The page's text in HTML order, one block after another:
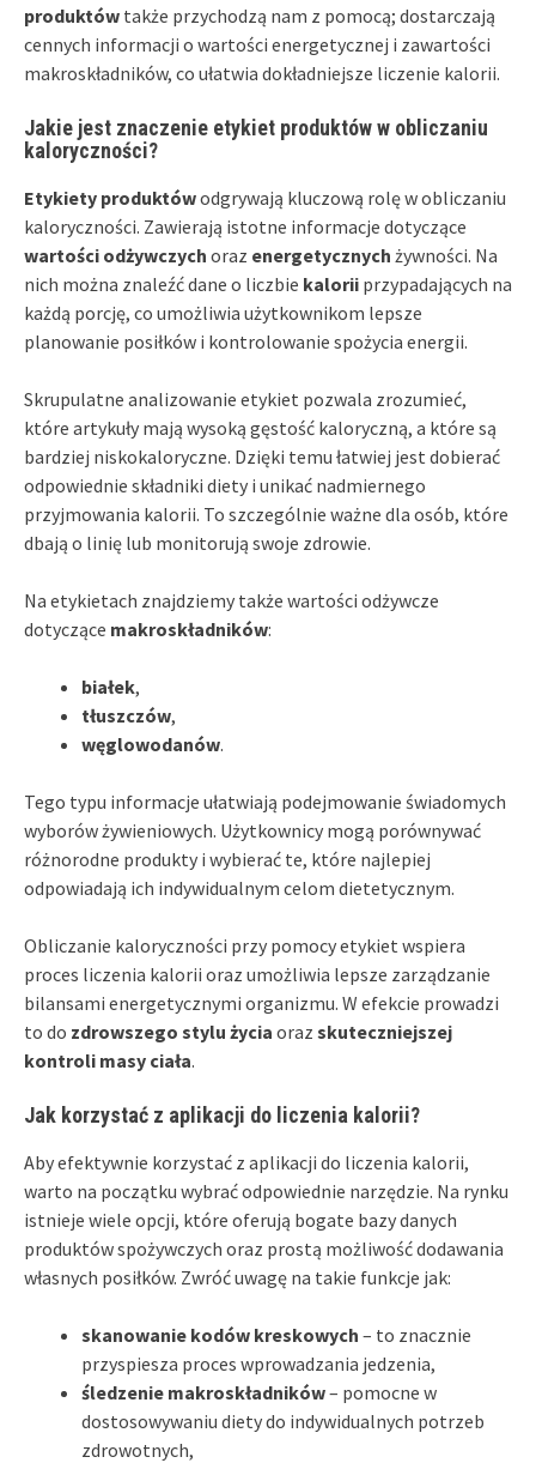
produktów także przychodzą nam z pomocą; dostarczają
cennych informacji o wartości energetycznej i zawartości
makroskładników, co ułatwia dokładniejsze liczenie kalorii.
Jakie jest znaczenie etykiet produktów w obliczaniu
kaloryczności?
Etykiety produktówodgrywają kluczową rolę w obliczaniu
kaloryczności. Zawierają istotne informacje dotyczące
wartości odżywczych oraz energetycznych żywności. Na
nich można znaleźć dane o liczbie kalorii przypadających na
każdą porcję, co umożliwia użytkownikom lepsze
planowanie posiłków i kontrolowanie spożycia energii.
Skrupulatne analizowanie etykiet pozwala zrozumieć,
które artykuły mają wysoką gęstość kaloryczną, a które są
bardziej niskokaloryczne. Dzięki temu łatwiej jest dobierać
odpowiednie składniki diety i unikać nadmiernego
przyjmowania kalorii. To szczególnie ważne dla osób, które
dbają o linię lub monitorują swoje zdrowie.
Na etykietach znajdziemy także wartości odżywcze
dotyczące makroskładników:
białek,
tłuszczów,
węglowodanów.
Tego typu informacje ułatwiają podejmowanie świadomych
wyborów żywieniowych. Użytkownicy mogą porównywać
różnorodne produkty i wybierać te, które najlepiej
odpowiadają ich indywidualnym celom dietetycznym.
Obliczanie kaloryczności przy pomocy etykiet wspiera
proces liczenia kalorii oraz umożliwia lepsze zarządzanie
bilansami energetycznymi organizmu. W efekcie prowadzi
to do zdrowszego stylu życia oraz skuteczniejszej
kontroli masy ciała.
Jak korzystać z aplikacji do liczenia kalorii?
Aby efektywnie korzystać z aplikacji do liczenia kalorii,
warto na początku wybrać odpowiednie narzędzie. Na rynku
istnieje wiele opcji, które oferują bogate bazy danych
produktów spożywczych oraz prostą możliwość dodawania
własnych posiłków. Zwróć uwagę na takie funkcje jak:
skanowanie kodów kreskowych – to znacznie
przyspiesza proces wprowadzania jedzenia,
śledzenie makroskładników– pomocne w
dostosowywaniu diety do indywidualnych potrzeb
zdrowotnych,